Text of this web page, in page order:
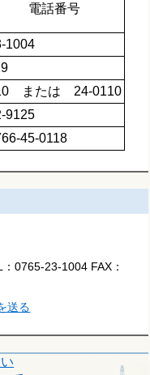
電話番号
1004
または 24-0110
9125
45-0118
：0765-23-1004 FAX：
送る